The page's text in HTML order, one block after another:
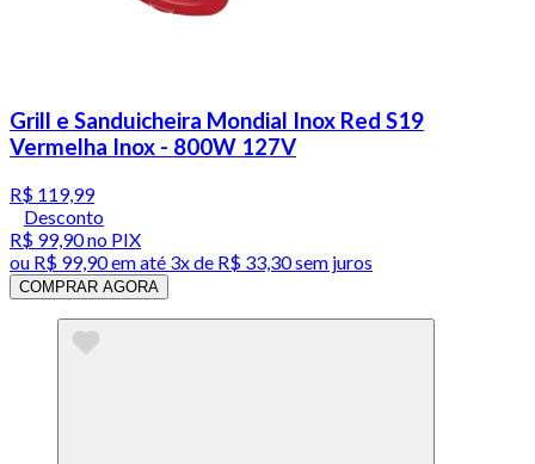
Grill e Sanduicheira Mondial Inox Red S19
Vermelha Inox - 800W 127V
R$ 119,99
Desconto
R$ 99,90no PIX
ou R$ 99,90em até 3x de R$ 33,30 sem juros
COMPRAR AGORA